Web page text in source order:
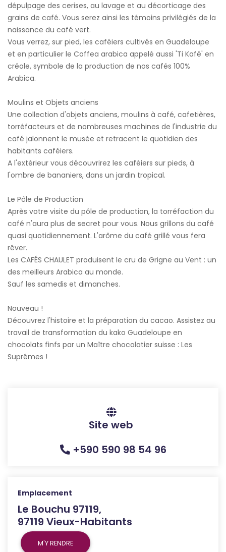
dépulpage des cerises, au lavage et au décorticage des
grains de café. Vous serez ainsi les témoins privilégiés de la
naissance du café vert.
Vous verrez, sur pied, les caféiers cultivés en Guadeloupe
et en particulier le Coffea arabica appelé aussi 'Ti Kafé' en
créole, symbole de la production de nos cafés 100%
Arabica.
Moulins et Objets anciens
Une collection d'objets anciens, moulins à café, cafetières,
torréfacteurs et de nombreuses machines de l'industrie du
café jalonnent le musée et retracent le quotidien des
habitants caféiers.
A l'extérieur vous découvrirez les caféiers sur pieds, à
l'ombre de bananiers, dans un jardin tropical.
Le Pôle de Production
Après votre visite du pôle de production, la torréfaction du
café n'aura plus de secret pour vous. Nous grillons du café
quasi quotidiennement. L'arôme du café grillé vous fera
rêver.
Les CAFÉS CHAULET produisent le cru de Grigne au Vent : un
des meilleurs Arabica au monde.
Sauf les samedis et dimanches.
Nouveau !
Découvrez l'histoire et la préparation du cacao. Assistez au
travail de transformation du kako Guadeloupe en
chocolats finfs par un Maître chocolatier suisse : Les
Suprêmes !
Site web
+590 590 98 54 96
Emplacement
Le Bouchu 97119,
97119 Vieux-Habitants
M'Y RENDRE